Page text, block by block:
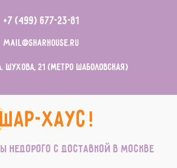
+7 (499) 677-23-81
mail@sharhouse.ru
Шухова, 21 (метро Шаболовская)
недорого с доставкой в Москве